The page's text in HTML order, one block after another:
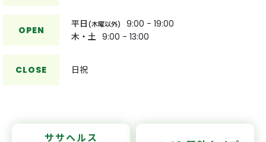
OPEN
平日(木曜以外)
9:00 - 19:00
木・土 9:00 - 13:00
CLOSE 日祝
ササヘルス